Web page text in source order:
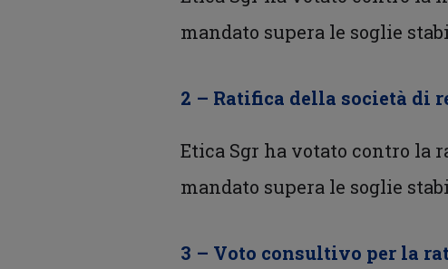
mandato supera le soglie
2 – Ratifica della società di
Etica Sgr ha votato contro la
mandato supera le soglie
3 – Voto consultivo per la